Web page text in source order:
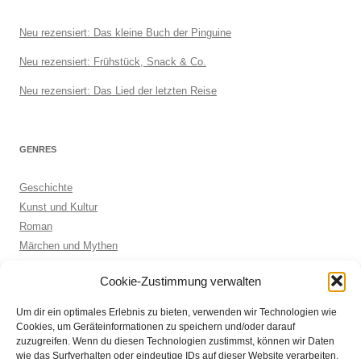
Cookie-Zustimmung verwalten
Um dir ein optimales Erlebnis zu bieten, verwenden wir Technologien wie
Cookies, um Geräteinformationen zu speichern und/oder darauf
zuzugreifen. Wenn du diesen Technologien zustimmst, können wir Daten
wie das Surfverhalten oder eindeutige IDs auf dieser Website verarbeiten.
Neu rezensiert: Das kleine Buch der Pinguine
Neu rezensiert: Frühstück, Snack & Co.
Neu rezensiert: Das Lied der letzten Reise
GENRES
Geschichte
Kunst und Kultur
Roman
Märchen und Mythen
Sachbuch allgemein